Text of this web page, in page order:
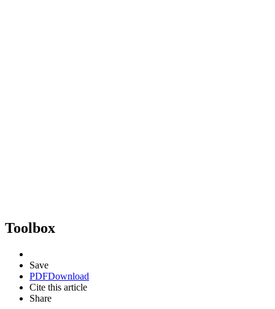
Toolbox
Save
PDFDownload
Cite this article
Share